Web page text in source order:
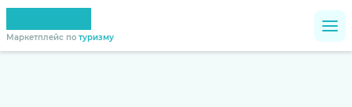
Маркетплейс по туризму